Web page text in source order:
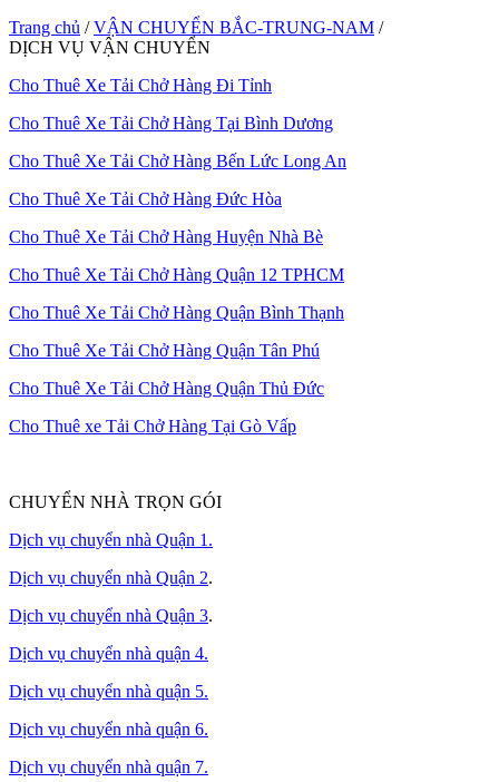
Trang chủ / VẬN CHUYỂN BẮC-TRUNG-NAM /
DỊCH VỤ VẬN CHUYỂN
Cho Thuê Xe Tải Chở Hàng Đi Tỉnh
Cho Thuê Xe Tải Chở Hàng Tại Bình Dương
Cho Thuê Xe Tải Chở Hàng Bến Lức Long An
Cho Thuê Xe Tải Chở Hàng Đức Hòa
Cho Thuê Xe Tải Chở Hàng Huyện Nhà Bè
Cho Thuê Xe Tải Chở Hàng Quận 12 TPHCM
Cho Thuê Xe Tải Chở Hàng Quận Bình Thạnh
Cho Thuê Xe Tải Chở Hàng Quận Tân Phú
Cho Thuê Xe Tải Chở Hàng Quận Thủ Đức
Cho Thuê xe Tải Chở Hàng Tại Gò Vấp
CHUYỂN NHÀ TRỌN GÓI
Dịch vụ chuyển nhà Quận 1.
Dịch vụ chuyển nhà Quận 2.
Dịch vụ chuyển nhà Quận 3.
Dịch vụ chuyển nhà quận 4.
Dịch vụ chuyển nhà quận 5.
Dịch vụ chuyển nhà quận 6.
Dịch vụ chuyển nhà quận 7.